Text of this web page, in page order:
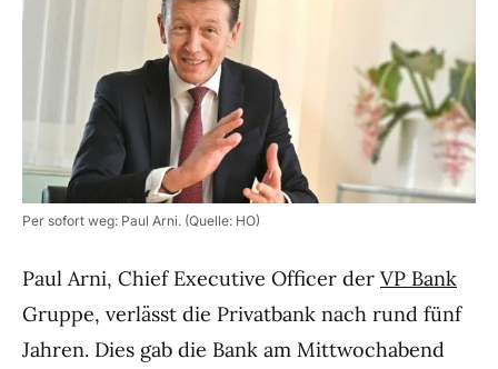
Per sofort weg: Paul Arni. (Quelle: HO)
Paul Arni, Chief Executive Officer der VP Bank
Gruppe, verlässt die Privatbank nach rund fünf
Jahren. Dies gab die Bank am Mittwochabend